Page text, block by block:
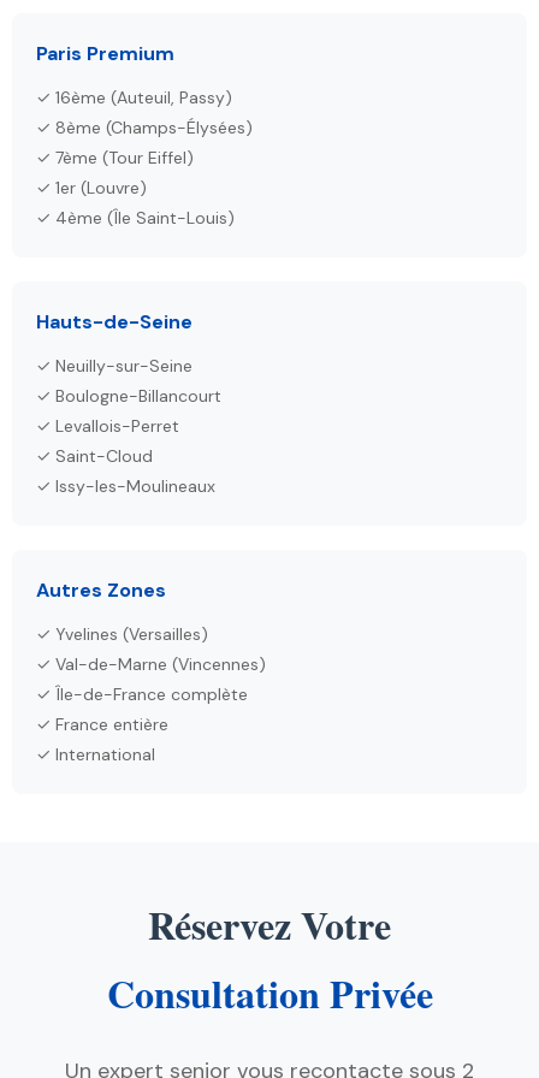
Paris Premium
✓ 16ème (Auteuil, Passy)
✓ 8ème (Champs-Élysées)
✓ 7ème (Tour Eiffel)
✓ 1er (Louvre)
✓ 4ème (Île Saint-Louis)
Hauts-de-Seine
✓ Neuilly-sur-Seine
✓ Boulogne-Billancourt
✓ Levallois-Perret
✓ Saint-Cloud
✓ Issy-les-Moulineaux
Autres Zones
✓ Yvelines (Versailles)
✓ Val-de-Marne (Vincennes)
✓ Île-de-France complète
✓ France entière
✓ International
Réservez Votre
Consultation Privée
Un expert senior vous recontacte sous 2